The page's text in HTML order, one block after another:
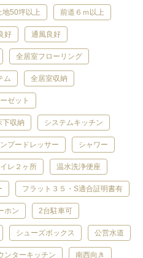
地50坪以上 前道６ｍ以上
好 通風良好
全居室フローリング
ム 全居室収納
ゼット
下収納 システムキッチン
プードレッサー シャワー
イレ２ヶ所 温水洗浄便座
フラット３５・S適合証明書有
ホン 2台駐車可
シューズボックス 公営水道
ンターキッチン 南西向き